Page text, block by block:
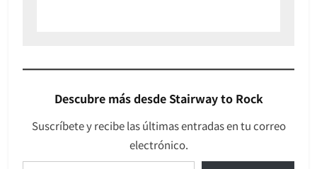
Descubre más desde Stairway to Rock
Suscríbete y recibe las últimas entradas en tu correo
electrónico.
Escribe tu correo electrónico…